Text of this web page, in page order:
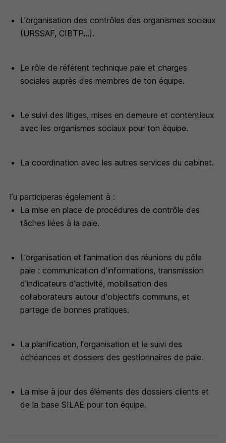
L'organisation des contrôles des organismes sociaux
(URSSAF, CIBTP...).
Le rôle de référent technique paie et charges
sociales auprès des membres de ton équipe.
Le suivi des litiges, mises en demeure et contentieux
avec les organismes sociaux pour ton équipe.
La coordination avec les autres services du cabinet.
Tu participeras également à :
La mise en place de procédures de contrôle des
tâches liées à la paie.
L'organisation et l'animation des réunions du pôle
paie : communication d'informations, transmission
d'indicateurs d'activité, mobilisation des
collaborateurs autour d'objectifs communs, et
partage de bonnes pratiques.
La planification, l'organisation et le suivi des
échéances et dossiers des gestionnaires de paie.
La mise à jour des éléments des dossiers clients et
de la base SILAE pour ton équipe.